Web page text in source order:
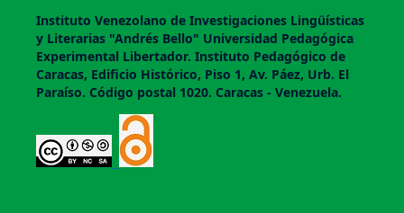
Instituto Venezolano de Investigaciones Lingüí­sticas
y Literarias "Andrés Bello" Universidad Pedagógica
Experimental Libertador. Instituto Pedagógico de
Caracas, Edificio Histórico, Piso 1, Av. Páez, Urb. El
Paraí­so. Código postal 1020. Caracas - Venezuela.